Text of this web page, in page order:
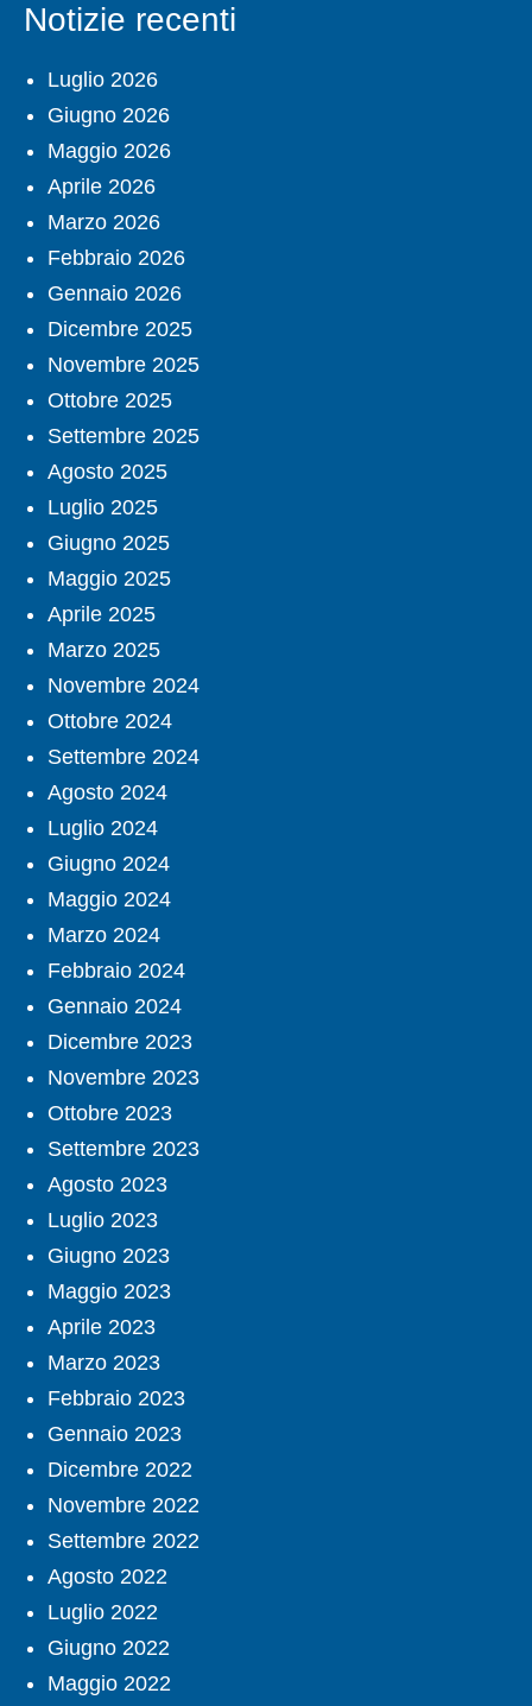
Notizie recenti
Luglio 2026
Giugno 2026
Maggio 2026
Aprile 2026
Marzo 2026
Febbraio 2026
Gennaio 2026
Dicembre 2025
Novembre 2025
Ottobre 2025
Settembre 2025
Agosto 2025
Luglio 2025
Giugno 2025
Maggio 2025
Aprile 2025
Marzo 2025
Novembre 2024
Ottobre 2024
Settembre 2024
Agosto 2024
Luglio 2024
Giugno 2024
Maggio 2024
Marzo 2024
Febbraio 2024
Gennaio 2024
Dicembre 2023
Novembre 2023
Ottobre 2023
Settembre 2023
Agosto 2023
Luglio 2023
Giugno 2023
Maggio 2023
Aprile 2023
Marzo 2023
Febbraio 2023
Gennaio 2023
Dicembre 2022
Novembre 2022
Settembre 2022
Agosto 2022
Luglio 2022
Giugno 2022
Maggio 2022